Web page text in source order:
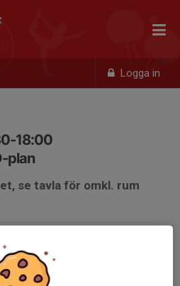
Logga in
18:00
plan
se tavla för omkl. rum